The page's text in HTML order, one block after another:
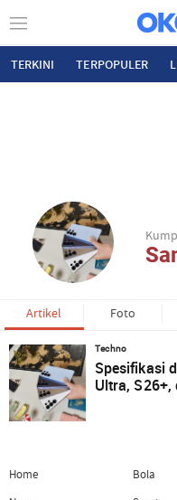
TERKINI TERPOPULER
Artikel Foto
Techno
Spesifikasi
Ultra, S26+,
Home
Bola